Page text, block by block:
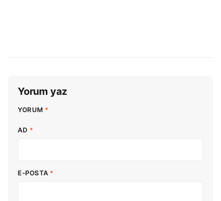
Yorum yaz
YORUM *
AD *
E-POSTA *